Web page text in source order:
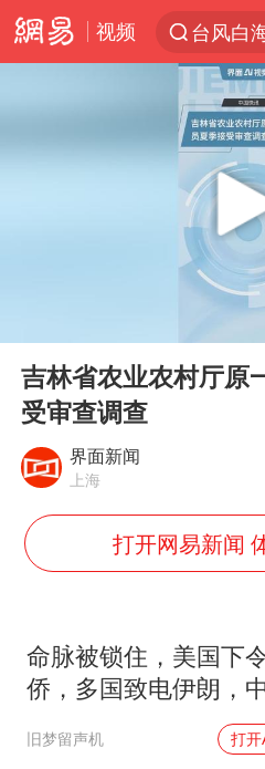
视频
夜幕落
改名后
段绚竞
男子结
“空调
公司“上
“中国
Play
吉林省农业农村厅原
受审查调查
界面新闻
上海
打开网易新闻
命脉被锁住，美国下
侨，多国致电伊朗，
旧梦留声机 打开